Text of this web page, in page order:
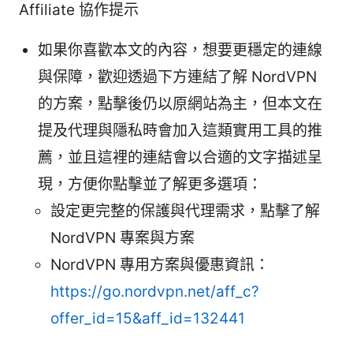
Affiliate 協作提示
如果你喜歡本文的內容，想要更穩定的連線
與保障，歡迎透過下方連結了解 NordVPN
的方案，點擊後仍以原網站為主，但本文在
提及代理與隱私時會加入這類實用工具的推
薦，並且這裡的連結會以合適的文字描述呈
現，方便你點擊並了解更多選項：
設定更完整的保護與代理需求，點擊了解
NordVPN 專案與方案
NordVPN 專用方案與優惠資訊：
https://go.nordvpn.net/aff_c?
offer_id=15&aff_id=132441